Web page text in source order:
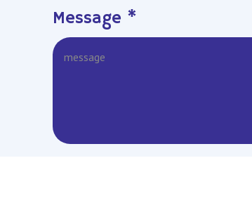
Message *
confidentialité, en garantissant la